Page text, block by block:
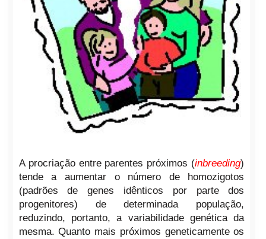
A procriação entre parentes próximos (inbreeding)
tende a aumentar o número de homozigotos
(padrões de genes idênticos por parte dos
progenitores) de determinada população,
reduzindo, portanto, a variabilidade genética da
mesma. Quanto mais próximos geneticamente os